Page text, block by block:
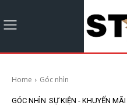
Home Góc nhìn
GÓC NHÌN SỰ KIỆN - KHUYẾN MÃI